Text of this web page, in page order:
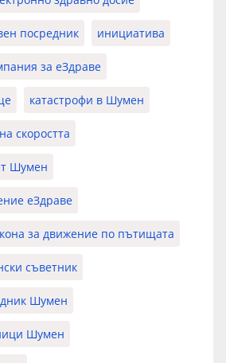
посредник инициатива
за еЗдраве
катастрофи в Шумен
скоростта
Шумен
еЗдраве
за движение по пътищата
съветник
Шумен
Шумен